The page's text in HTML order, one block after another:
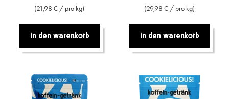
(21,98 € / pro kg)
In den warenkorb
(29,98 € / pro kg)
In den warenkorb